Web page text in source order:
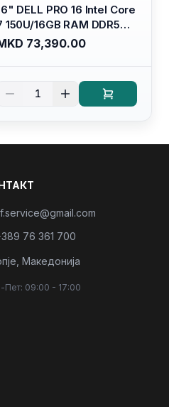
DELL PRO 16 Intel Core
150U/16GB RAM DDR5
512 GB SSD M.2
Nvme (2230)/FULLHD+
4/RJ45/PC16250
73,390.00
1
76 361 700
Македонија
Пет: 09:00 - 17:00